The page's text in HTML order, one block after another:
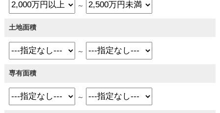
～
土地面積
～
専有面積
～